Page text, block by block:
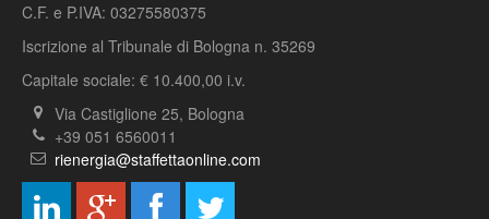
C.F. e P.IVA: 03275580375
Iscrizione al Tribunale di Bologna n. 35269
Capitale sociale: € 10.400,00 i.v.
Via Castiglione 25, Bologna
+39 051 6560011
rienergia@staffettaonline.com